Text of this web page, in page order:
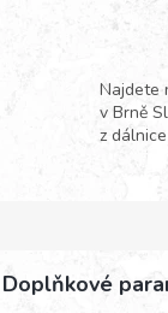
Najdete
v Brně
z
Doplňkové